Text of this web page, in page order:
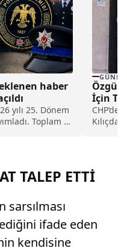
haber
yılı 25. Dönem
Toplam 3
Özgür
İçin
TALEP ETTİ
ifade eden
kendisine